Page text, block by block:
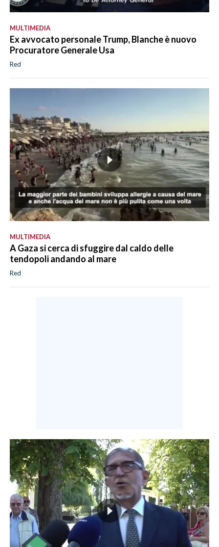
MULTIMEDIA
Ex avvocato personale Trump, Blanche è nuovo
Procuratore Generale Usa
Red
MULTIMEDIA
A Gaza si cerca di sfuggire dal caldo delle
tendopoli andando al mare
Red